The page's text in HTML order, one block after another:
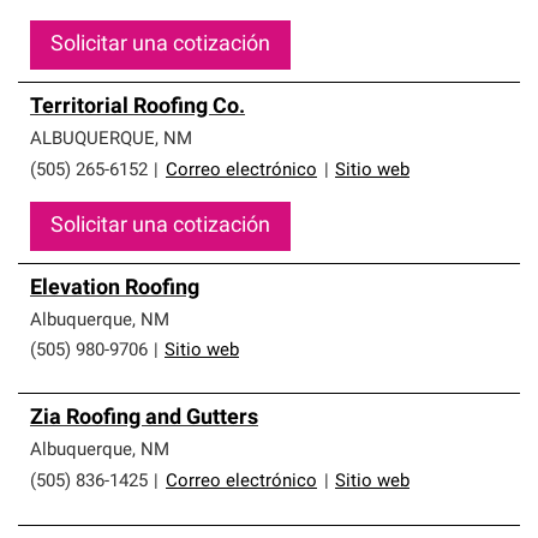
Solicitar una cotización
Territorial Roofing Co.
ALBUQUERQUE, NM
(505) 265-6152
Correo electrónico Sitio web
Solicitar una cotización
Elevation Roofing
Albuquerque, NM
(505) 980-9706
Sitio web
Zia Roofing and Gutters
Albuquerque, NM
(505) 836-1425
Correo electrónico Sitio web